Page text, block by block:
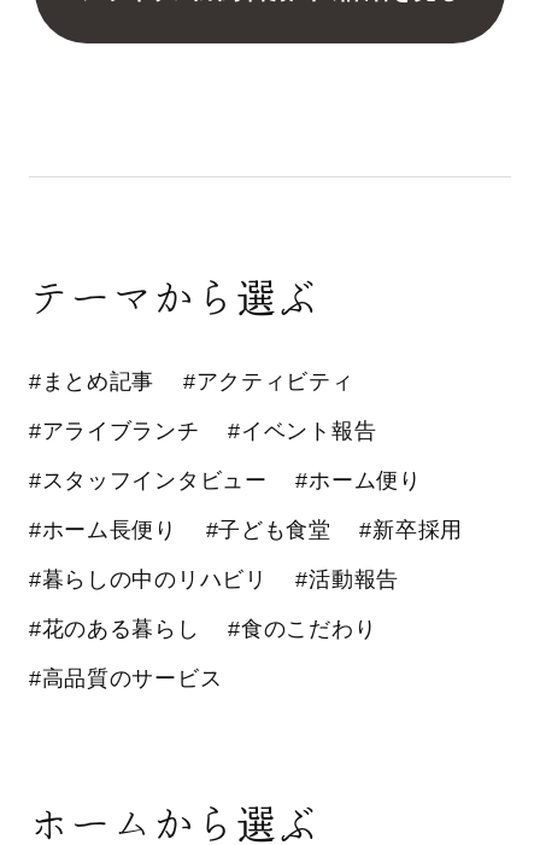
テーマから選ぶ
#まとめ記事 #アクティビティ
#アライブランチ #イベント報告
#スタッフインタビュー #ホーム便り
#ホーム長便り #子ども食堂 #新卒採用
#暮らしの中のリハビリ #活動報告
#花のある暮らし #食のこだわり
#高品質のサービス
ホームから選ぶ